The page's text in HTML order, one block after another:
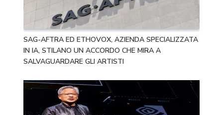
SAG-AFTRA ED ETHOVOX, AZIENDA SPECIALIZZATA
IN IA, STILANO UN ACCORDO CHE MIRA A
SALVAGUARDARE GLI ARTISTI